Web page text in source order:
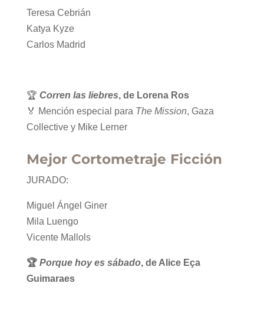
Teresa Cebrián
Katya Kyze
Carlos Madrid
🏆 Corren las liebres, de Lorena Ros
🏅 Mención especial para The Mission, Gaza
Collective y Mike Lerner
Mejor Cortometraje Ficción
JURADO:
Miguel Ángel Giner
Mila Luengo
Vicente Mallols
🏆 Porque hoy es sábado, de Alice Eça
Guimaraes